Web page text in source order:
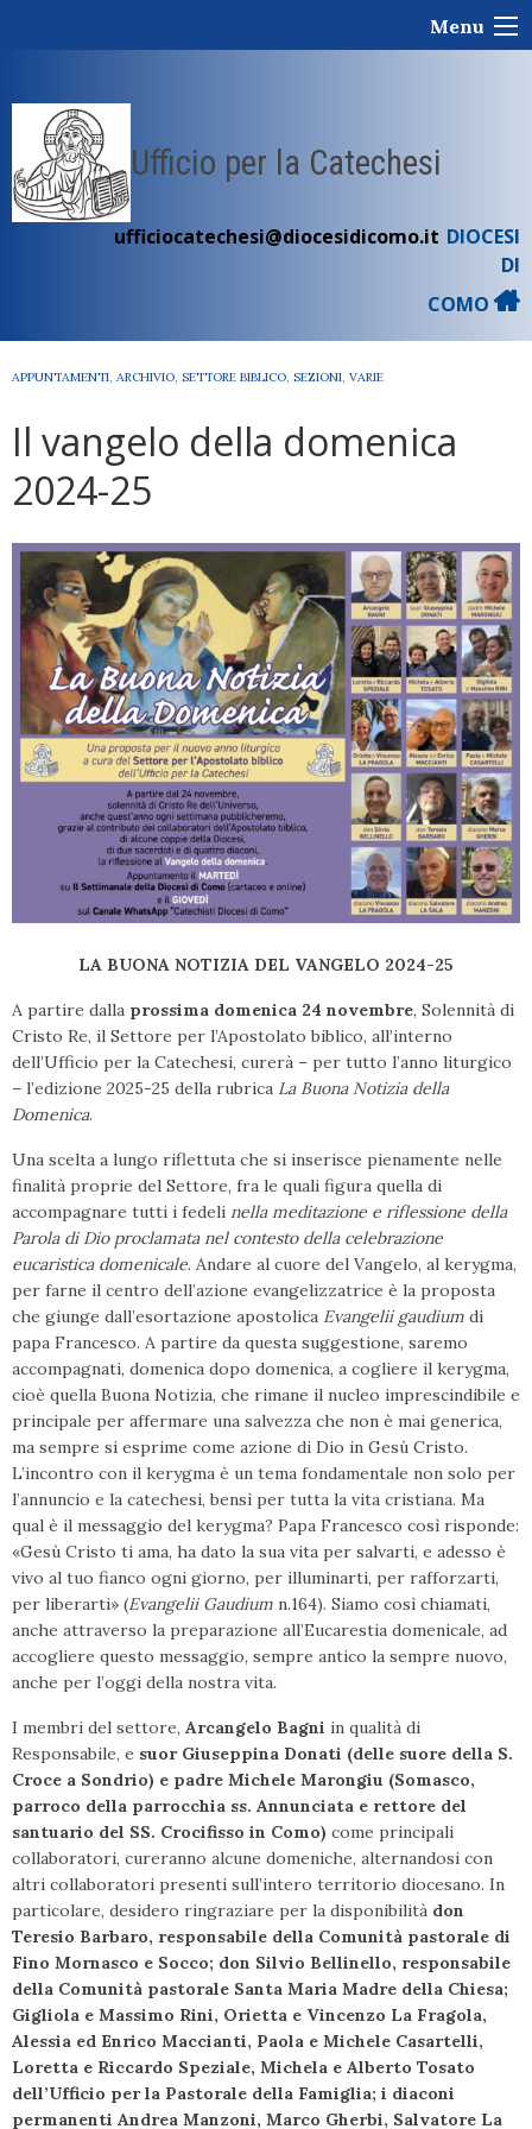
Menu
Ufficio per la Catechesi
ufficiocatechesi@diocesidicomo.it DIOCESI
DI
COMO
APPUNTAMENTI, ARCHIVIO, SETTORE BIBLICO, SEZIONI, VARIE
Il vangelo della domenica
2024-25
LA BUONA NOTIZIA DEL VANGELO 2024-25
A partire dalla prossima domenica 24 novembre, Solennità di
Cristo Re, il Settore per l’Apostolato biblico, all’interno
dell’Ufficio per la Catechesi, curerà – per tutto l’anno liturgico
– l’edizione 2025-25 della rubrica La Buona Notizia della
Domenica.
Una scelta a lungo riflettuta che si inserisce pienamente nelle
finalità proprie del Settore, fra le quali figura quella di
accompagnare tutti i fedeli nella meditazione e riflessione della
Parola di Dio proclamata nel contesto della celebrazione
eucaristica domenicale. Andare al cuore del Vangelo, al kerygma,
per farne il centro dell’azione evangelizzatrice è la proposta
che giunge dall’esortazione apostolica Evangelii gaudium di
papa Francesco. A partire da questa suggestione, saremo
accompagnati, domenica dopo domenica, a cogliere il kerygma,
cioè quella Buona Notizia, che rimane il nucleo imprescindibile e
principale per affermare una salvezza che non è mai generica,
ma sempre si esprime come azione di Dio in Gesù Cristo.
L’incontro con il kerygma è un tema fondamentale non solo per
l’annuncio e la catechesi, bensì per tutta la vita cristiana. Ma
qual è il messaggio del kerygma? Papa Francesco così risponde:
«Gesù Cristo ti ama, ha dato la sua vita per salvarti, e adesso è
vivo al tuo fianco ogni giorno, per illuminarti, per rafforzarti,
per liberarti» (Evangelii Gaudium n.164). Siamo così chiamati,
anche attraverso la preparazione all’Eucarestia domenicale, ad
accogliere questo messaggio, sempre antico la sempre nuovo,
anche per l’oggi della nostra vita.
I membri del settore, Arcangelo Bagni in qualità di
Responsabile, e suor Giuseppina Donati (delle suore della S.
Croce a Sondrio) e padre Michele Marongiu (Somasco,
parroco della parrocchia ss. Annunciata e rettore del
santuario del SS. Crocifisso in Como) come principali
collaboratori, cureranno alcune domeniche, alternandosi con
altri collaboratori presenti sull’intero territorio diocesano. In
particolare, desidero ringraziare per la disponibilità don
Teresio Barbaro, responsabile della Comunità pastorale di
Fino Mornasco e Socco; don Silvio Bellinello, responsabile
della Comunità pastorale Santa Maria Madre della Chiesa;
Gigliola e Massimo Rini, Orietta e Vincenzo La Fragola,
Alessia ed Enrico Maccianti, Paola e Michele Casartelli,
Loretta e Riccardo Speziale, Michela e Alberto Tosato
dell’Ufficio per la Pastorale della Famiglia; i diaconi
permanenti Andrea Manzoni, Marco Gherbi, Salvatore La